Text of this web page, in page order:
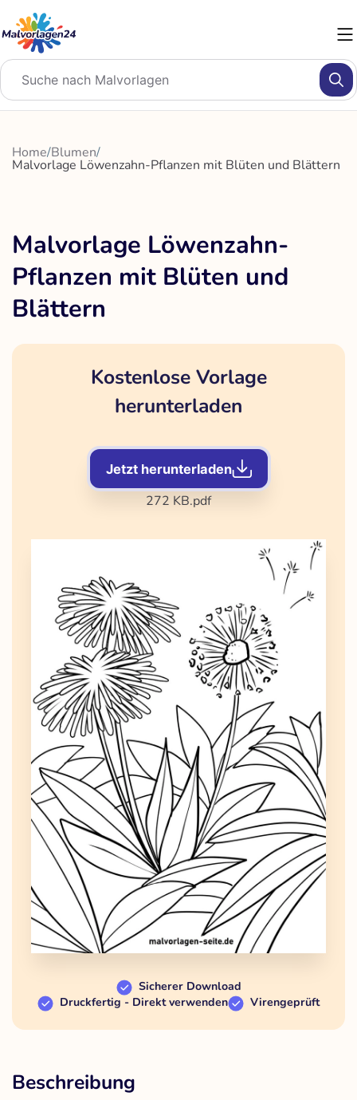
Inhalt
springen
Home/Blumen/
Malvorlage Löwenzahn-Pflanzen mit Blüten und Blättern
Malvorlage Löwenzahn-
Pflanzen mit Blüten und
Blättern
Kostenlose Vorlage
herunterladen
Jetzt herunterladen
272 KB.pdf
Sicherer Download
Druckfertig - Direkt verwenden
Virengeprüft
Beschreibung